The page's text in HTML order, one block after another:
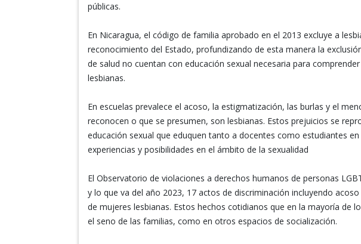
públicas.
En Nicaragua, el código de familia aprobado en el 2013 excluye a
reconocimiento del Estado, profundizando de esta manera la
de salud no cuentan con educación sexual necesaria para
lesbianas.
En escuelas prevalece el acoso, la estigmatización, las burlas y el
reconocen o que se presumen, son lesbianas. Estos prejuicios se
educación sexual que eduquen tanto a docentes como estudiantes
experiencias y posibilidades en el ámbito de la sexualidad
El Observatorio de violaciones a derechos humanos de personas
y lo que va del año 2023, 17 actos de discriminación incluyendo
de mujeres lesbianas. Estos hechos cotidianos que en la mayoría de
el seno de las familias, como en otros espacios de socialización.